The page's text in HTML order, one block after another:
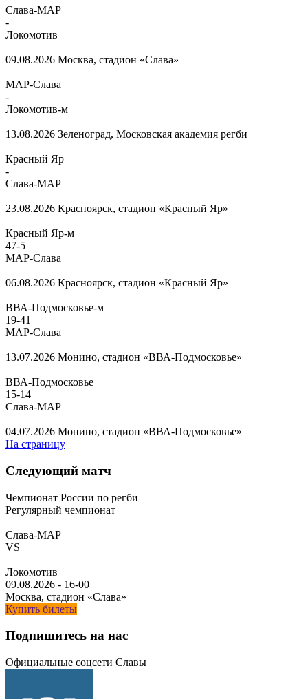
Слава-МАР
-
Локомотив
09.08.2026 Москва, стадион «Слава»
МАР-Слава
-
Локомотив-м
13.08.2026 Зеленоград, Московская академия регби
Красный Яр
-
Слава-МАР
23.08.2026 Красноярск, стадион «Красный Яр»
Красный Яр-м
47-5
МАР-Слава
06.08.2026 Красноярск, стадион «Красный Яр»
ВВА-Подмосковье-м
19-41
МАР-Слава
13.07.2026 Монино, стадион «ВВА-Подмосковье»
ВВА-Подмосковье
15-14
Слава-МАР
04.07.2026 Монино, стадион «ВВА-Подмосковье»
На страницу
Следующий матч
Чемпионат России по регби
Регулярный чемпионат
Слава-МАР
VS
Локомотив
09.08.2026 - 16-00
Москва, стадион «Слава»
Купить билеты
Подпишитесь на нас
Официальные соцсети Славы